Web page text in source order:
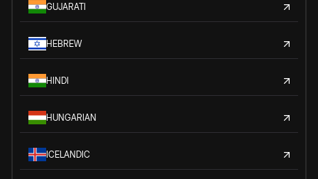
GUJARATI
HEBREW
HINDI
HUNGARIAN
ICELANDIC